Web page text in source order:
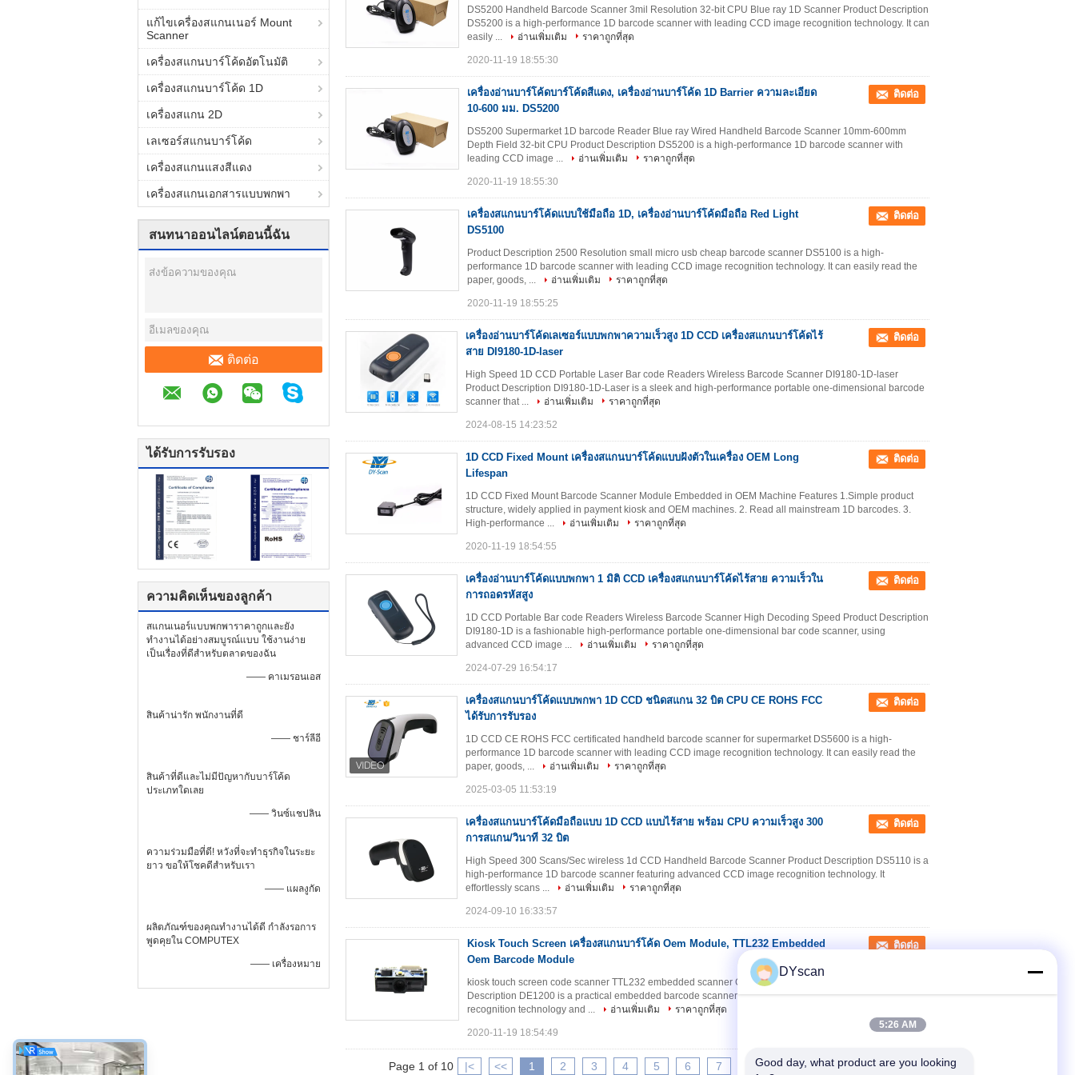
แก้ไขเครื่องสแกนเนอร์ Mount
Scanner
เครื่องสแกนบาร์โค้ดอัตโนมัติ
เครื่องสแกนบาร์โค้ด 1D
เครื่องสแกน 2D
เลเซอร์สแกนบาร์โค้ด
เครื่องสแกนแสงสีแดง
เครื่องสแกนเอกสารแบบพกพา
สนทนาออนไลน์ตอนนี้ฉัน
ติดต่อ
ได้รับการรับรอง
ความคิดเห็นของลูกค้า
สแกนเนอร์แบบพกพาราคาถูกและยัง
ทำงานได้อย่างสมบูรณ์แบบ ใช้งานง่าย
เป็นเรื่องที่ดีสำหรับตลาดของฉัน
—— คาเมรอนเอส
สินค้าน่ารัก พนักงานที่ดี
—— ชาร์ลีอี
สินค้าที่ดีและไม่มีปัญหากับบาร์โค้ด
ประเภทใดเลย
—— วินซ์แชปลิน
ความร่วมมือที่ดี! หวังที่จะทำธุรกิจในระยะ
ยาว ขอให้โชคดีสำหรับเรา
—— แผลงูกัด
ผลิตภัณฑ์ของคุณทำงานได้ดี กำลังรอการ
พูดคุยใน COMPUTEX
—— เครื่องหมาย
DS5200 Handheld Barcode Scanner 3mil Resolution 32-bit CPU Blue ray 1D Scanner Product Description
DS5200 is a high-performance 1D barcode scanner with leading CCD image recognition technology. It can
easily ...
อ่านเพิ่มเติม ราคาถูกที่สุด
2020-11-19 18:55:30
เครื่องอ่านบาร์โค้ดบาร์โค้ดสีแดง, เครื่องอ่านบาร์โค้ด 1D Barrier ความละเอียด
10-600 มม. DS5200
ติดต่อ
DS5200 Supermarket 1D barcode Reader Blue ray Wired Handheld Barcode Scanner 10mm-600mm
Depth Field 32-bit CPU Product Description DS5200 is a high-performance 1D barcode scanner with
leading CCD image ...
อ่านเพิ่มเติม ราคาถูกที่สุด
2020-11-19 18:55:30
เครื่องสแกนบาร์โค้ดแบบใช้มือถือ 1D, เครื่องอ่านบาร์โค้ดมือถือ Red Light
DS5100
ติดต่อ
Product Description 2500 Resolution small micro usb cheap barcode scanner DS5100 is a high-
performance 1D barcode scanner with leading CCD image recognition technology. It can easily read the
paper, goods, ...
อ่านเพิ่มเติม ราคาถูกที่สุด
2020-11-19 18:55:25
เครื่องอ่านบาร์โค้ดเลเซอร์แบบพกพาความเร็วสูง 1D CCD เครื่องสแกนบาร์โค้ดไร้
สาย DI9180-1D-laser
ติดต่อ
High Speed 1D CCD Portable Laser Bar code Readers Wireless Barcode Scanner DI9180-1D-laser
Product Description DI9180-1D-Laser is a sleek and high-performance portable one-dimensional barcode
scanner that ...
อ่านเพิ่มเติม ราคาถูกที่สุด
2024-08-15 14:23:52
1D CCD Fixed Mount เครื่องสแกนบาร์โค้ดแบบฝังตัวในเครื่อง OEM Long
Lifespan
ติดต่อ
1D CCD Fixed Mount Barcode Scanner Module Embedded in OEM Machine Features 1.Simple product
structure, widely applied in payment kiosk and OEM machines. 2. Read all mainstream 1D barcodes. 3.
High-performance ...
อ่านเพิ่มเติม ราคาถูกที่สุด
2020-11-19 18:54:55
เครื่องอ่านบาร์โค้ดแบบพกพา 1 มิติ CCD เครื่องสแกนบาร์โค้ดไร้สาย ความเร็วใน
การถอดรหัสสูง
ติดต่อ
1D CCD Portable Bar code Readers Wireless Barcode Scanner High Decoding Speed Product Description
DI9180-1D is a fashionable high-performance portable one-dimensional bar code scanner, using
advanced CCD image ...
อ่านเพิ่มเติม ราคาถูกที่สุด
2024-07-29 16:54:17
เครื่องสแกนบาร์โค้ดแบบพกพา 1D CCD ชนิดสแกน 32 บิต CPU CE ROHS FCC
ได้รับการรับรอง
ติดต่อ
1D CCD CE ROHS FCC certificated handheld barcode scanner for supermarket DS5600 is a high-
performance 1D barcode scanner with leading CCD image recognition technology. It can easily read the
paper, goods, ...
อ่านเพิ่มเติม ราคาถูกที่สุด
2025-03-05 11:53:19
เครื่องสแกนบาร์โค้ดมือถือแบบ 1D CCD แบบไร้สาย พร้อม CPU ความเร็วสูง 300
การสแกน/วินาที 32 บิต
ติดต่อ
High Speed 300 Scans/Sec wireless 1d CCD Handheld Barcode Scanner Product Description DS5110 is a
high-performance 1D barcode scanner featuring advanced CCD image recognition technology. It
effortlessly scans ...
อ่านเพิ่มเติม ราคาถูกที่สุด
2024-09-10 16:33:57
Kiosk Touch Screen เครื่องสแกนบาร์โค้ด Oem Module, TTL232 Embedded
Oem Barcode Module
ติดต่อ
kiosk touch screen code scanner TTL232 embedded scanner OEM 1D ccd barcode scan engine Product
Description DE1200 is a practical embedded barcode scanner module with leading CCD image
recognition technology and ...
อ่านเพิ่มเติม ราคาถูกที่สุด
2020-11-19 18:54:49
Page 1 of 10 |< << 1 2 3 4 5 6 7 9 10 >> >|
DYscan
5:26 AM
Good day, what product are you looking